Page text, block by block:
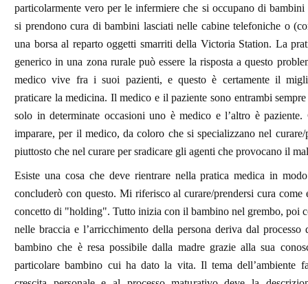
particolarmente vero per le infermiere che si occupano di
si prendono cura di bambini lasciati nelle cabine telefoniche o
una borsa al reparto oggetti smarriti della Victoria Station. La
generico in una zona rurale può essere la risposta a questo
medico vive fra i suoi pazienti, e questo è certamente il
praticare la medicina. Il medico e il paziente sono entrambi
solo in determinate occasioni uno è medico e l’altro è paziente.
imparare, per il medico, da coloro che si specializzano nel curare/
piuttosto che nel curare per sradicare gli agenti che provocano il
Esiste una cosa che deve rientrare nella pratica medica in
concluderò con questo. Mi riferisco al curare/prendersi cura come
concetto di "holding". Tutto inizia con il bambino nel grembo, poi
nelle braccia e l’arricchimento della persona deriva dal processo
bambino che è resa possibile dalla madre grazie alla sua
particolare bambino cui ha dato la vita. Il tema dell’ambiente